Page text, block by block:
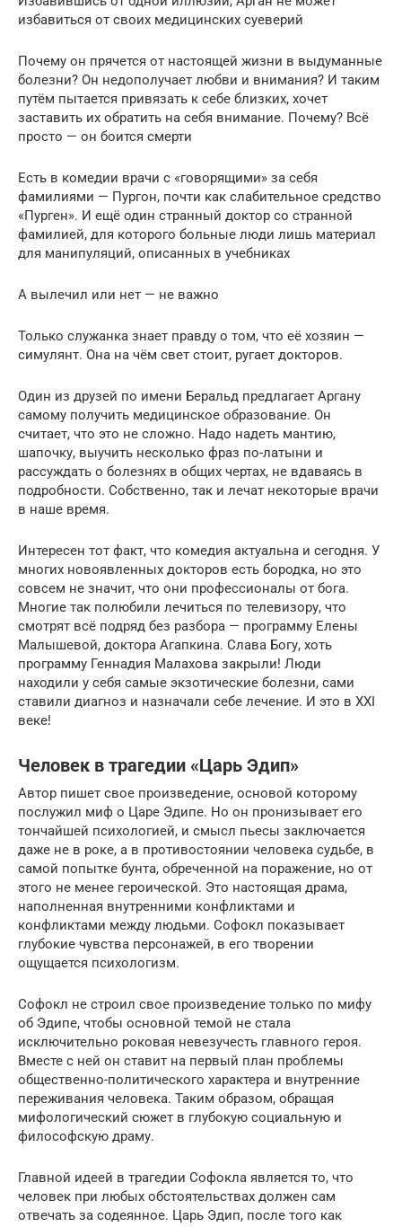
избавиться от своих медицинских суеверий
Почему он прячется от настоящей жизни в выдуманные
болезни? Он недополучает любви и внимания? И таким
путём пытается привязать к себе близких, хочет
заставить их обратить на себя внимание. Почему? Всё
просто — он боится смерти
Есть в комедии врачи с «говорящими» за себя
фамилиями — Пургон, почти как слабительное средство
«Пурген». И ещё один странный доктор со странной
фамилией, для которого больные люди лишь материал
для манипуляций, описанных в учебниках
А вылечил или нет — не важно
Только служанка знает правду о том, что её хозяин —
симулянт. Она на чём свет стоит, ругает докторов.
Один из друзей по имени Беральд предлагает Аргану
самому получить медицинское образование. Он
считает, что это не сложно. Надо надеть мантию,
шапочку, выучить несколько фраз по-латыни и
рассуждать о болезнях в общих чертах, не вдаваясь в
подробности. Собственно, так и лечат некоторые врачи
в наше время.
Интересен тот факт, что комедия актуальна и сегодня. У
многих новоявленных докторов есть бородка, но это
совсем не значит, что они профессионалы от бога.
Многие так полюбили лечиться по телевизору, что
смотрят всё подряд без разбора — программу Елены
Малышевой, доктора Агапкина. Слава Богу, хоть
программу Геннадия Малахова закрыли! Люди
находили у себя самые экзотические болезни, сами
ставили диагноз и назначали себе лечение. И это в XXI
веке!
Человек в трагедии «Царь Эдип»
Автор пишет свое произведение, основой которому
послужил миф о Царе Эдипе. Но он пронизывает его
тончайшей психологией, и смысл пьесы заключается
даже не в роке, а в противостоянии человека судьбе, в
самой попытке бунта, обреченной на поражение, но от
этого не менее героической. Это настоящая драма,
наполненная внутренними конфликтами и
конфликтами между людьми. Софокл показывает
глубокие чувства персонажей, в его творении
ощущается психологизм.
Софокл не строил свое произведение только по мифу
об Эдипе, чтобы основной темой не стала
исключительно роковая невезучесть главного героя.
Вместе с ней он ставит на первый план проблемы
общественно-политического характера и внутренние
переживания человека. Таким образом, обращая
мифологический сюжет в глубокую социальную и
философскую драму.
Главной идеей в трагедии Софокла является то, что
человек при любых обстоятельствах должен сам
отвечать за содеянное. Царь Эдип, после того как